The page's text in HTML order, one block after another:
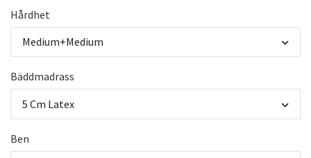
Hårdhet
Medium+Medium
Bäddmadrass
5 Cm Latex
Ben